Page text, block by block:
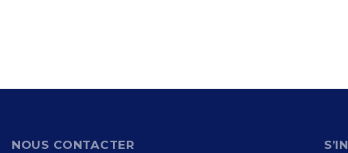
NOUS CONTACTER